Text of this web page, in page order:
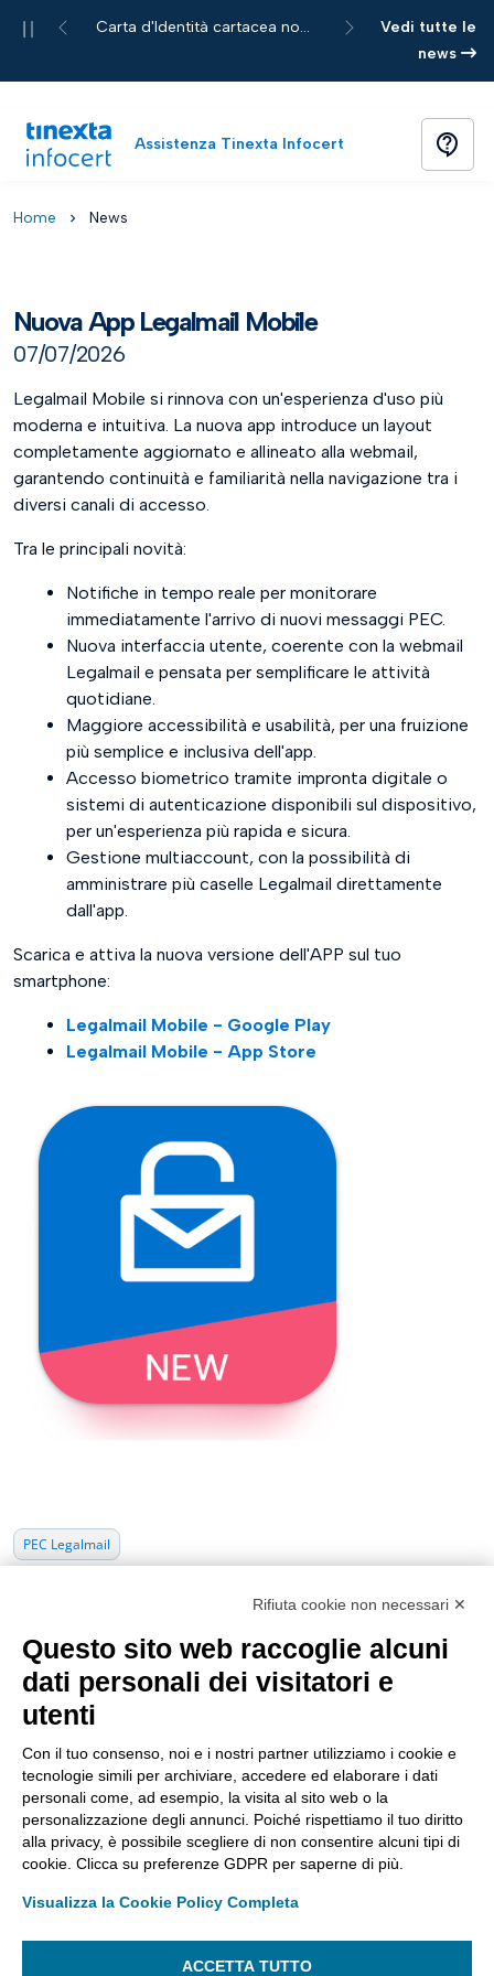
Pause Carta d'Identità cartacea non più accettata per le richieste di servizi Tinexta Infocert
Previous Next
Vedi tutte le
news
Assistenza Tinexta Infocert contact_support
Home chevron_right News
Nuova App Legalmail Mobile
07/07/2026
Legalmail Mobile si rinnova con un'esperienza d'uso più
moderna e intuitiva. La nuova app introduce un layout
completamente aggiornato e allineato alla webmail,
garantendo continuità e familiarità nella navigazione tra i
diversi canali di accesso.
Tra le principali novità:
Notifiche in tempo reale per monitorare
immediatamente l'arrivo di nuovi messaggi PEC.
Nuova interfaccia utente, coerente con la webmail
Legalmail e pensata per semplificare le attività
quotidiane.
Maggiore accessibilità e usabilità, per una fruizione
più semplice e inclusiva dell'app.
Accesso biometrico tramite impronta digitale o
sistemi di autenticazione disponibili sul dispositivo,
per un'esperienza più rapida e sicura.
Gestione multiaccount, con la possibilità di
amministrare più caselle Legalmail direttamente
dall'app.
Scarica e attiva la nuova versione dell'APP sul tuo
smartphone:
Legalmail Mobile - Google Play
Legalmail Mobile - App Store
PEC Legalmail
Apri un ticket di Assistenza Tecnica east
ASSISTENZA SEGUICI SU:
Rifiuta cookie non necessari ✕
Questo sito web raccoglie alcuni
dati personali dei visitatori e
utenti
Con il tuo consenso, noi e i nostri partner utilizziamo i cookie e
tecnologie simili per archiviare, accedere ed elaborare i dati
personali come, ad esempio, la visita al sito web o la
personalizzazione degli annunci. Poiché rispettiamo il tuo diritto
alla privacy, è possibile scegliere di non consentire alcuni tipi di
cookie. Clicca su preferenze GDPR per saperne di più.
Visualizza la Cookie Policy Completa
ACCETTA TUTTO